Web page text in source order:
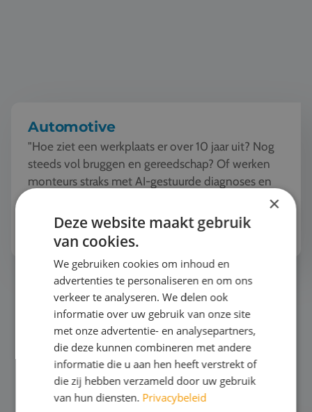
Automotive
"Hoe ziet een werkplaats er over 10 jaar uit? Nog
steeds vol bruggen en gereedschap? Of werken
monteurs straks met AI-gestuurde diagnoses en
razendsnel. Tijde...
Bekijk het thema
×
Deze website maakt gebruik
van cookies.
We gebruiken cookies om inhoud en
advertenties te personaliseren en om ons
verkeer te analyseren. We delen ook
informatie over uw gebruik van onze site
met onze advertentie- en analysepartners,
die deze kunnen combineren met andere
informatie die u aan hen heeft verstrekt of
die zij hebben verzameld door uw gebruik
van hun diensten. Privacybeleid